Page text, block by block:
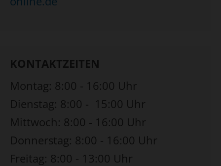
KONTAKTZEITEN
Montag: 8:00 - 16:00 Uhr
Dienstag: 8:00 - 15:00 Uhr
Mittwoch: 8:00 - 16:00 Uhr
Donnerstag: 8:00 - 16:00 Uhr
Freitag: 8:00 - 13:00 Uhr